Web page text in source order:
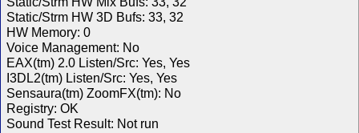
Static/Strm HW 3D Bufs: 33, 32
HW Memory: 0
Voice Management: No
EAX(tm) 2.0 Listen/Src: Yes, Yes
I3DL2(tm) Listen/Src: Yes, Yes
Sensaura(tm) ZoomFX(tm): No
Registry: OK
Sound Test Result: Not run